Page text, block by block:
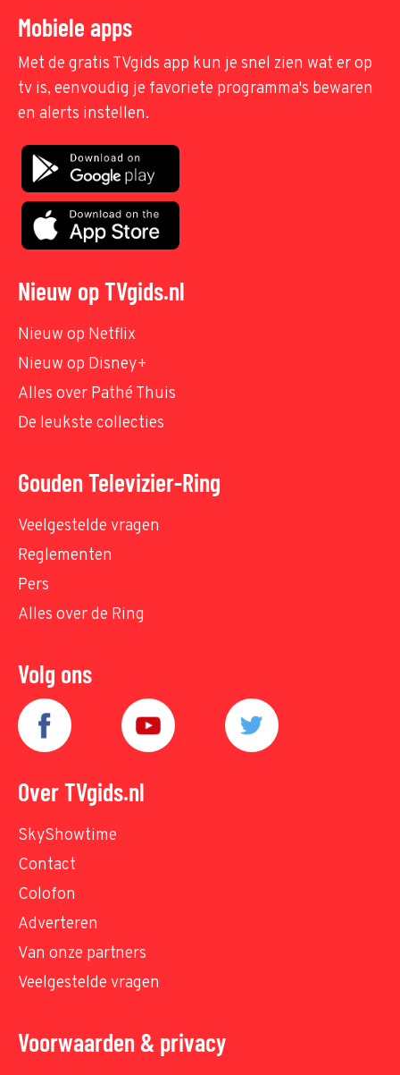
Mobiele apps
Met de gratis TVgids app kun je snel zien wat er op
tv is, eenvoudig je favoriete programma's bewaren
en alerts instellen.
Nieuw op TVgids.nl
Nieuw op Netflix
Nieuw op Disney+
Alles over Pathé Thuis
De leukste collecties
Gouden Televizier-Ring
Veelgestelde vragen
Reglementen
Pers
Alles over de Ring
Volg ons
Over TVgids.nl
SkyShowtime
Contact
Colofon
Adverteren
Van onze partners
Veelgestelde vragen
Voorwaarden & privacy